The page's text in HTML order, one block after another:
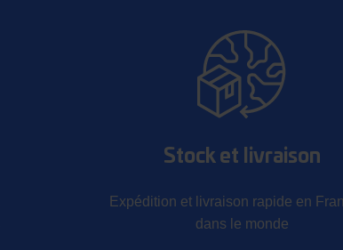
Stock et livraison
Expédition et livraison rapide en
dans le monde